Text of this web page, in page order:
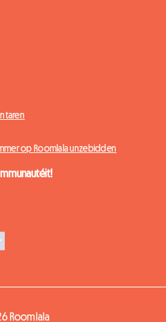
op Roomlala unzebidden
Roomlala